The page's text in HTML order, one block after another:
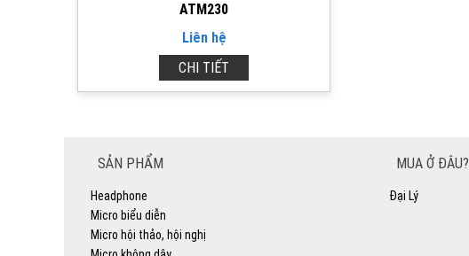
ATM230
Liên hệ
CHI TIẾT
SẢN PHẨM
Headphone
Micro biểu diễn
Micro hội thảo, hội nghị
MUA Ở ĐÂU?
Đại Lý